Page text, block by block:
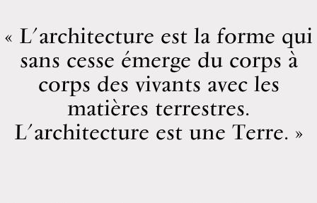
L’architecture est la forme qui
sans cesse émerge du corps à
corps des vivants avec les
matières terrestres.
L’architecture est une Terre.